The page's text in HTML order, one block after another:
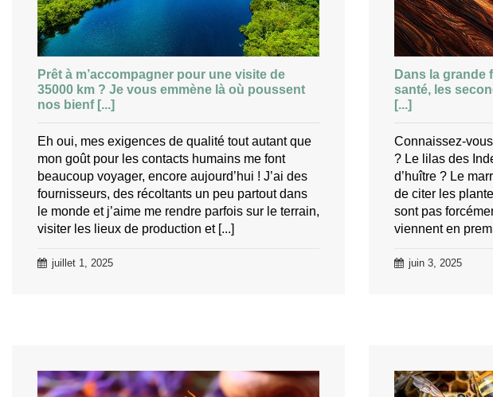
Prêt à m’accompagner pour une visite de
35000 km ? Je vous emmène là où poussent
nos bienf [...]
Eh oui, mes exigences de qualité tout autant que
mon goût pour les contacts humains me font
beaucoup voyager, encore aujourd’hui ! J’ai des
fournisseurs, des récoltants un peu partout dans
le monde et j’aime me rendre parfois sur le terrain,
visiter les lieux de production et [...]
juillet 1, 2025
Dans la grande
santé, les
[...]
Connaissez-
? Le lilas des
d’huître ? Le
de citer les
sont pas
viennent en
juin 3, 2025